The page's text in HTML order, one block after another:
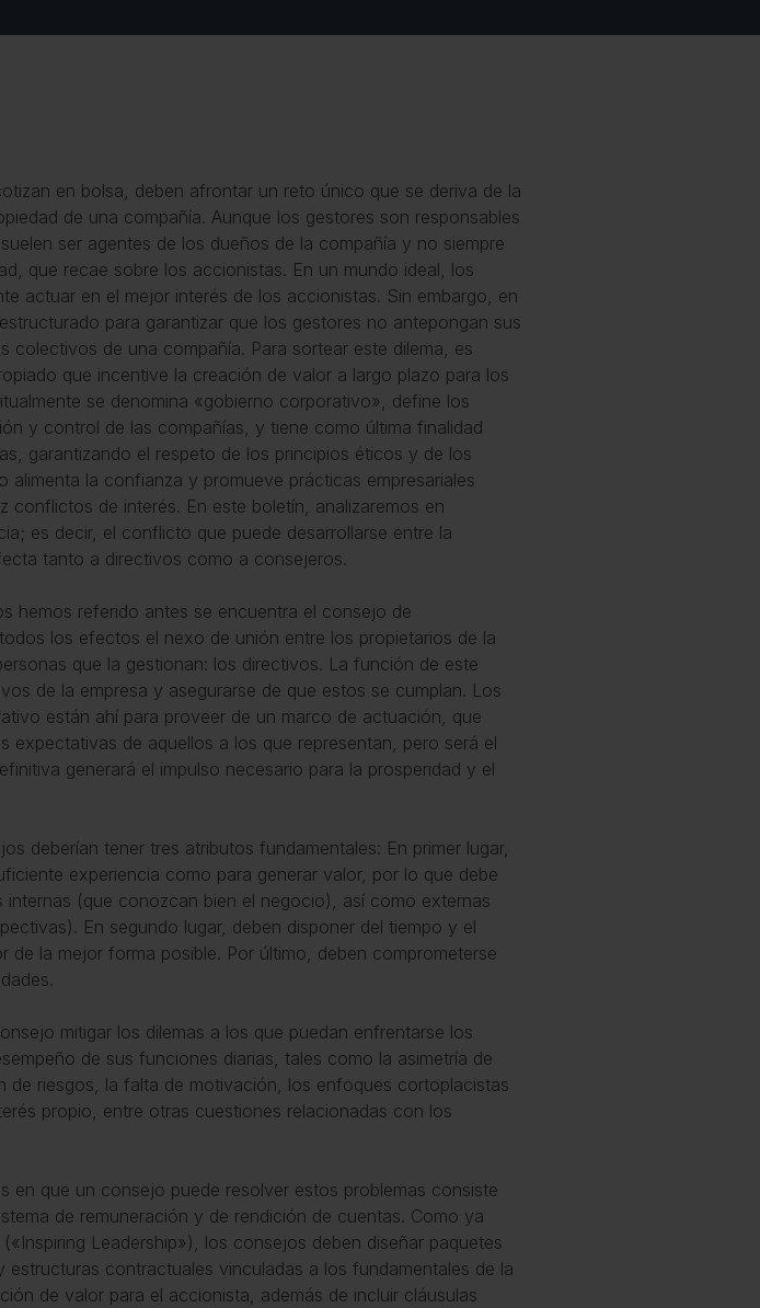
en bolsa, deben afrontar un reto único que se deriva de la
de una compañía. Aunque los gestores son responsables
ser agentes de los dueños de la compañía y no siempre
que recae sobre los accionistas. En un mundo ideal, los
actuar en el mejor interés de los accionistas. Sin embargo, en
para garantizar que los gestores no antepongan sus
colectivos de una compañía. Para sortear este dilema, es
que incentive la creación de valor a largo plazo para los
se denomina «gobierno corporativo», define los
y control de las compañías, y tiene como última finalidad
garantizando el respeto de los principios éticos y de los
alimenta la confianza y promueve prácticas empresariales
conflictos de interés. En este boletín, analizaremos en
es decir, el conflicto que puede desarrollarse entre la
tanto a directivos como a consejeros.
hemos referido antes se encuentra el consejo de
los efectos el nexo de unión entre los propietarios de la
que la gestionan: los directivos. La función de este
de la empresa y asegurarse de que estos se cumplan. Los
están ahí para proveer de un marco de actuación, que
expectativas de aquellos a los que representan, pero será el
generará el impulso necesario para la prosperidad y el
deberían tener tres atributos fundamentales: En primer lugar,
experiencia como para generar valor, por lo que debe
internas (que conozcan bien el negocio), así como externas
En segundo lugar, deben disponer del tiempo y el
de la mejor forma posible. Por último, deben comprometerse
mitigar los dilemas a los que puedan enfrentarse los
de sus funciones diarias, tales como la asimetría de
de riesgos, la falta de motivación, los enfoques cortoplacistas
propio, entre otras cuestiones relacionadas con los
en que un consejo puede resolver estos problemas consiste
de remuneración y de rendición de cuentas. Como ya
Inspiring Leadership»), los consejos deben diseñar paquetes
contractuales vinculadas a los fundamentales de la
de valor para el accionista, además de incluir cláusulas